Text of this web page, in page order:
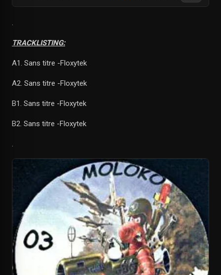
.
TRACKLISTING:
A1. Sans titre -Floxytek
A2. Sans titre -Floxytek
B1. Sans titre -Floxytek
B2. Sans titre -Floxytek
.